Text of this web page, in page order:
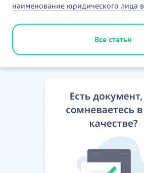
наименование юридического лица в
Все статьи